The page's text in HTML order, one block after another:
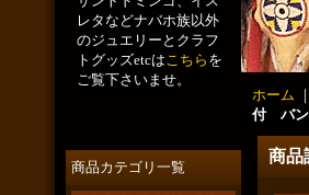
レタなどナバホ族以外
のジュエリーとクラフ
トグッズetcはこちら を
ご覧下さいませ。
商品カテゴリ一覧
ホーム
付 バン
商品